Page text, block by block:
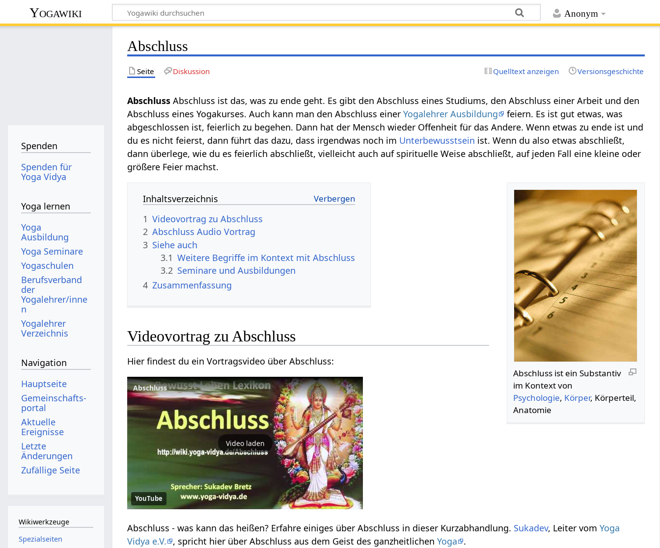
Anonym
Yogawiki
Abschluss
Seite Diskussion Quelltext anzeigen Versionsgeschichte
Abschluss‏‎Abschluss ist das, was zu ende geht. Es gibt den Abschluss eines Studiums, den Abschluss einer Arbeit und den
Abschluss eines Yogakurses. Auch kann man den Abschluss einerYogalehrer Ausbildung
feiern. Es ist gut etwas, was
abgeschlossen ist, feierlich zu begehen. Dann hat der Mensch wieder Offenheit für das Andere. Wenn etwas zu ende ist und
du es nicht feierst, dann führt das dazu, dass irgendwas noch im Unterbewusstsein ist. Wenn du also etwas abschließt,
dann überlege, wie du es feierlich abschließt, vielleicht auch auf spirituelle Weise abschließt, auf jeden Fall eine kleine oder
größere Feier machst.
Abschluss‏‎ ist ein Substantiv
im Kontext von
Psychologie, Körper, Körperteil,
Anatomie
Inhaltsverzeichnis
1
2
Abschluss‏‎ Audio Vortrag
3 Siehe auch
3.1
3.2 Seminare und Ausbildungen
4 Zusammenfassung
Hier findest du ein Vortragsvideo über Abschluss‏‎:
Abschluss
Video laden
YouTube
Abschluss‏‎ - was kann das heißen? Erfahre einiges über Abschluss‏‎ in dieser Kurzabhandlung. Sukadev, Leiter vomYoga
Vidya e.V.
, spricht hier über Abschluss‏‎ aus dem Geist des ganzheitlichenYoga .
Spenden
Spenden für
Yoga Vidya
Yoga lernen
Yoga
Ausbildung
Yoga Seminare
Yogaschulen
Berufsverband
der
Yogalehrer/inne
n
Yogalehrer
Verzeichnis
Navigation
Hauptseite
Gemeinschafts­
portal
Aktuelle
Ereignisse
Letzte
Änderungen
Zufällige Seite
Wikiwerkzeuge
Spezialseiten